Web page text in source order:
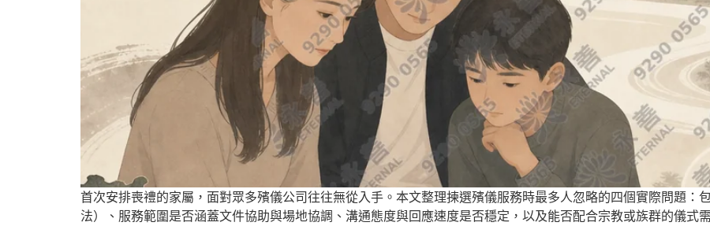
首次安排喪禮的家屬，面對眾多殯儀公司往往無從入手。本文整理揀選殯儀服務時最多人忽略的四個實際問題：
法）、服務範圍是否涵蓋文件協助與場地協調、溝通態度與回應速度是否穩定，以及能否配合宗教或族群的儀式